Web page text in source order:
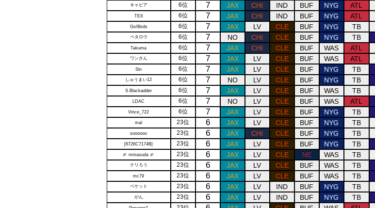
キャビア 6位 7 JAX CHI IND BUF NYG ATL
TEX 6位 7 JAX CHI IND BUF NYG ATL
Go!Birds 6位 7 JAX LV CLE BUF NYG TB
ペタロウ 6位 7 NO CHI CLE BUF NYG TB
Takuma 6位 7 JAX CHI CLE BUF WAS ATL
ワンさん 6位 7 JAX LV CLE BUF WAS ATL
Sin 6位 7 JAX LV CLE BUF NYG TB
しゅうまい12 6位 7 NO LV CLE BUF NYG TB
S.Blackadder 6位 7 JAX LV CLE BUF WAS TB
LDAC 6位 7 NO LV CLE BUF WAS ATL
Vince_722 6位 7 JAX LV CLE BUF NYG TB
mal 23位 6 JAX LV CLE BUF NYG TB
soooooo 23位 6 JAX CHI CLE BUF NYG TB
[6726C7174B] 23位 6 JAX LV CLE BUF NYG TB
🏈 mmasuda 🏈 23位 6 JAX LV CLE NE WAS TB
ケリろう 23位 6 JAX LV CLE BUF WAS TB
mc79 23位 6 JAX LV CLE BUF WAS TB
ベケット 23位 6 JAX LV IND BUF NYG TB
がん 23位 6 JAX LV IND BUF NYG TB